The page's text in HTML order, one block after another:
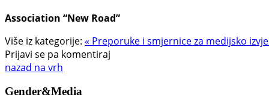
Association “New Road”
Više iz kategorije: « Preporuke i smjernice za medijsko
Prijavi se pa komentiraj
nazad na vrh
Gender&Media